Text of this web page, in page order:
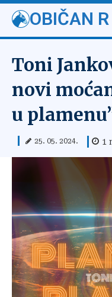
OBIČAN R
Toni
novi
u
25. 05. 2024. 1